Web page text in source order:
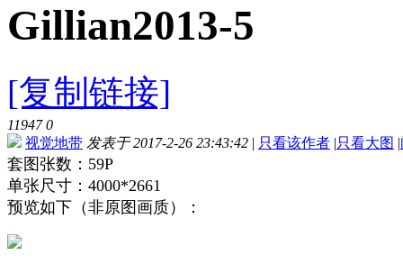
Gillian2013-5
[复制链接]
11947 0
视觉地带 发表于 2017-2-26 23:43:42 | 只看该作者 |只看大图 |
套图张数：59P
单张尺寸：4000*2661
预览如下（非原图画质）：